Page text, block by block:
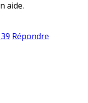
aide.
Répondre